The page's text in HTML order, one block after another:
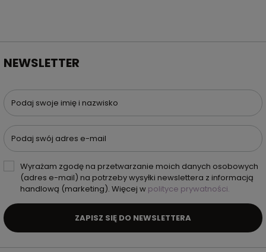
NEWSLETTER
Podaj swoje imię i nazwisko
Podaj swój adres e-mail
Wyrażam zgodę na przetwarzanie moich danych osobowych
(adres e-mail) na potrzeby wysyłki newslettera z informacją
handlową (marketing). Więcej w polityce prywatności.
ZAPISZ SIĘ DO NEWSLETTERA